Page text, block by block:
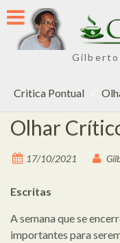
Skip
to
content
Gilberto
Critica Pontual
Olhar
17/10/2021
Escritas
A semana que se
importantes para